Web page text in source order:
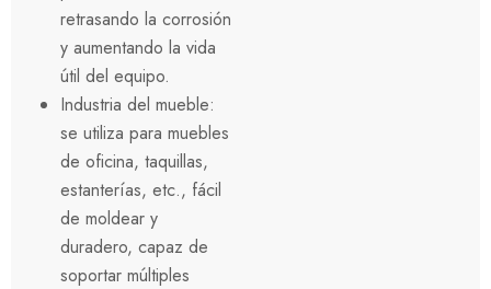
retrasando la corrosión
y aumentando la vida
útil del equipo.
Industria del mueble:
se utiliza para muebles
de oficina, taquillas,
estanterías, etc., fácil
de moldear y
duradero, capaz de
soportar múltiples